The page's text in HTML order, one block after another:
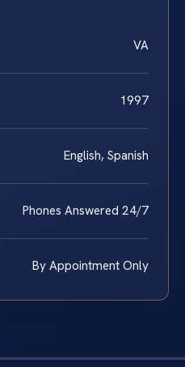
VA
1997
English, Spanish
Phones Answered 24/7
By Appointment Only